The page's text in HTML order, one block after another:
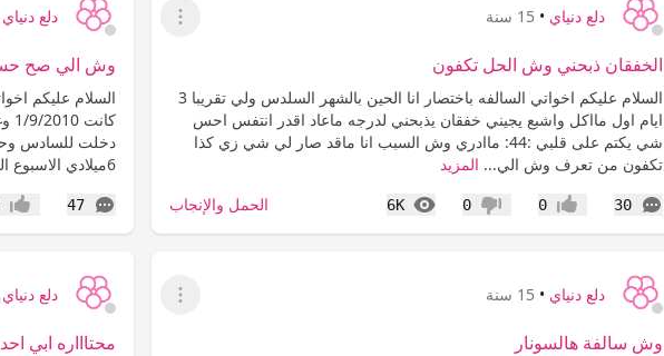
دلع دنياي • 15 سنة
عرض القائمة
الخفقان ذبحني وش الحل تكفون
السلام عليكم اخواتي السالفه باختصار انا الحين بالشهر السلدس ولي تقريبا 3
ايام اول مااكل واشبع يجيني خفقان يذبحني لدرجه ماعاد اقدر انتفس احس
شي يكتم على قلبي :44: ماادري وش السبب انا ماقد صار لي شي زي كذا
تكفون من تعرف وش الي... المزيد
30
التعليقات إعجاب0 عدم إعجاب
0
6K
المشاهدات الحمل والإنجاب
دلع دنياي
وش الي صح
السلام عليكم
دخلت للسادس
6ميلادي الاسبوع الماضي رحت اسوي...
47
التعليقات إعجاب
دلع دنياي • 15 سنة
عرض القائمة
وش سالفة هالسونار
دلع دنياي
محتاااره ابي